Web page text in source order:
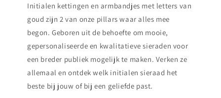
Initialen kettingen en armbandjes met letters van
goud zijn 2 van onze pillars waar alles mee
begon. Geboren uit de behoefte om mooie,
gepersonaliseerde en kwalitatieve sieraden voor
een breder publiek mogelijk te maken. Verken ze
allemaal en ontdek welk initialen sieraad het
beste bij jouw of bij een geliefde past.